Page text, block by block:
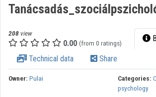
Contributors
Appearance:
208 view
0.00 (from 0 ratings)
Technical data Share
Owner: Pulai Categories:
psychology